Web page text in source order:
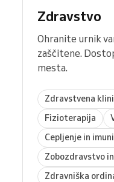
Zdravstvo
Ohranite urnik
zaščitene.
mesta.
Zdravstvena
Fizioterapija
Cepljenje in
Zobozdravstvo
Zdravniška